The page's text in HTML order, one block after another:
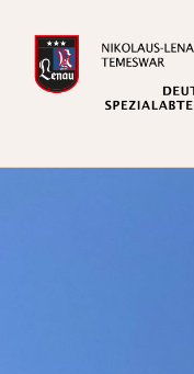
Inhalt
springen
Deutsche